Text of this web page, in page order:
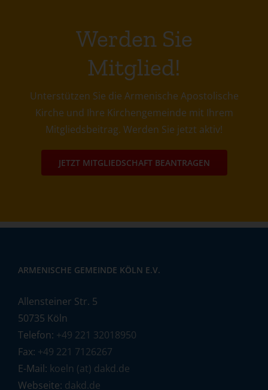
Werden Sie
Mitglied!
Unterstützen Sie die Armenische Apostolische
Kirche und Ihre Kirchengemeinde mit Ihrem
Mitgliedsbeitrag. Werden Sie jetzt aktiv!
JETZT MITGLIEDSCHAFT BEANTRAGEN
ARMENISCHE GEMEINDE KÖLN E.V.
Allensteiner Str. 5
50735 Köln
Telefon: +49 221 32018950
Fax: +49 221 7126267
E-Mail: koeln (at) dakd.de
Webseite: dakd.de